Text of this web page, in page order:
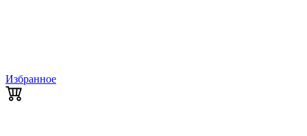
Избранное